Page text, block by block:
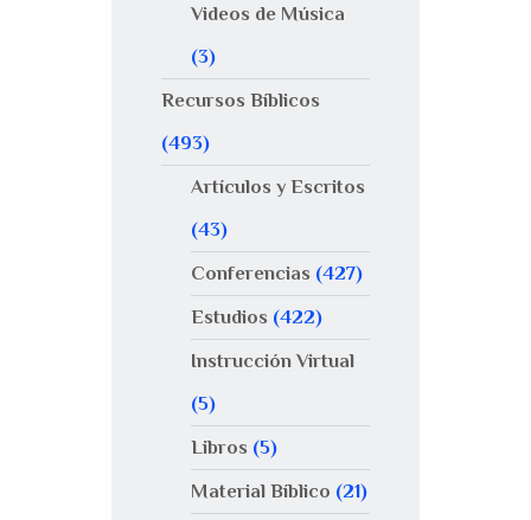
Videos de Música
(3)
Recursos Bíblicos
(493)
Artículos y Escritos
(43)
Conferencias (427)
Estudios (422)
Instrucción Virtual
(5)
Libros (5)
Material Bíblico (21)